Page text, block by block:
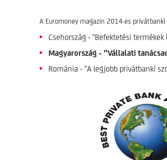
A Euromoney magazin 2014-es
Csehország - "Befektetési termékek
Magyarország - "Vállalati
Románia - "A legjobb privátbanki